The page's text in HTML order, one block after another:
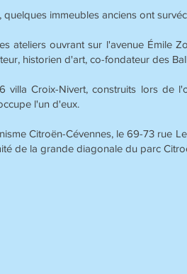
immeubles anciens ont
ateliers ouvrant sur l'avenue Émile
historien d'art, co-fondateur des
villa Croix-Nivert, construits lors de
l'un d'eux.
Citroën-Cévennes, le 69-73 rue
de la grande diagonale du parc